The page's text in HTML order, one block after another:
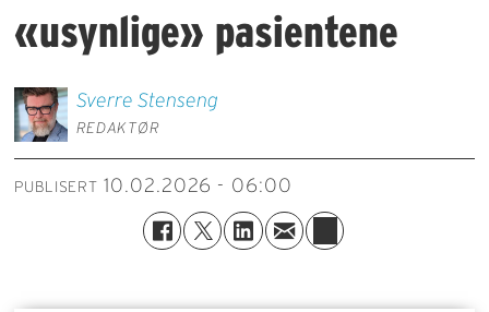
«usynlige» pasientene
Sverre Stenseng
REDAKTØR
PUBLISERT 10.02.2026 - 06:00